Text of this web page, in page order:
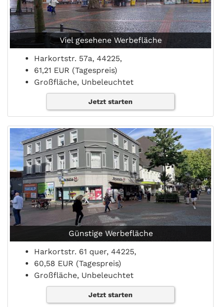
Viel gesehene Werbefläche
Harkortstr. 57a, 44225,
61,21 EUR (Tagespreis)
Großfläche, Unbeleuchtet
Jetzt starten
Günstige Werbefläche
Harkortstr. 61 quer, 44225,
60,58 EUR (Tagespreis)
Großfläche, Unbeleuchtet
Jetzt starten